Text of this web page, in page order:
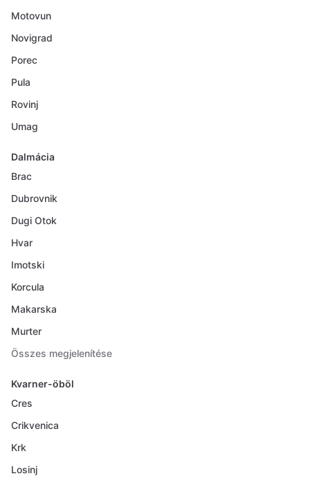
Motovun
Novigrad
Porec
Pula
Rovinj
Umag
Dalmácia
Brac
Dubrovnik
Dugi Otok
Hvar
Imotski
Korcula
Makarska
Murter
Összes megjelenítése
Kvarner-öböl
Cres
Crikvenica
Krk
Losinj